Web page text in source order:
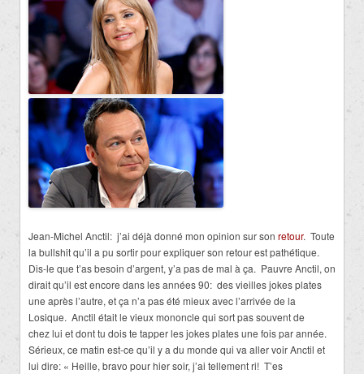
Jean-Michel Anctil: j’ai déjà donné mon opinion sur son retour. Toute
la bullshit qu’il a pu sortir pour expliquer son retour est pathétique.
Dis-le que t’as besoin d’argent, y’a pas de mal à ça. Pauvre Anctil, on
dirait qu’il est encore dans les années 90: des vieilles jokes plates
une après l’autre, et ça n’a pas été mieux avec l’arrivée de la
Losique. Anctil était le vieux mononcle qui sort pas souvent de
chez lui et dont tu dois te tapper les jokes plates une fois par année.
Sérieux, ce matin est-ce qu’il y a du monde qui va aller voir Anctil et
lui dire: « Heille, bravo pour hier soir, j’ai tellement ri! T’es